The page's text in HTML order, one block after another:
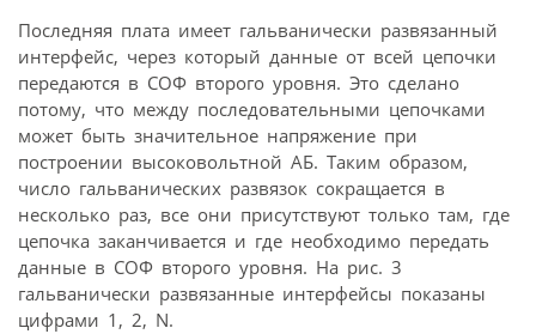
Последняя плата имеет гальванически развязанный
интерфейс, через который данные от всей цепочки
передаются в СОФ второго уровня. Это сделано
потому, что между последовательными цепочками
может быть значительное напряжение при
построении высоковольтной АБ. Таким образом,
число гальванических развязок сокращается в
несколько раз, все они присутствуют только там, где
цепочка заканчивается и где необходимо передать
данные в СОФ второго уровня. На рис. 3
гальванически развязанные интерфейсы показаны
цифрами 1, 2, N.